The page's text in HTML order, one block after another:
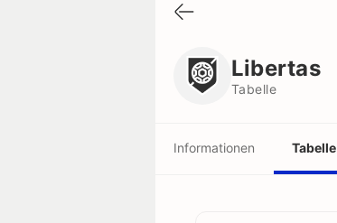
Libertas
Tabelle
Informationen Tabelle